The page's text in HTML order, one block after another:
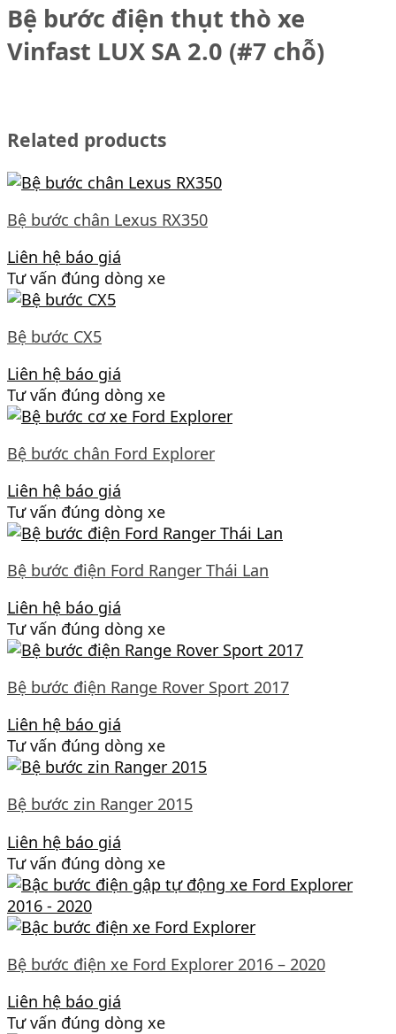
Bệ bước điện thụt thò xe
Vinfast LUX SA 2.0 (#7 chỗ)
Related products
Bệ bước chân Lexus RX350
Liên hệ báo giá
Tư vấn đúng dòng xe
Bệ bước CX5
Liên hệ báo giá
Tư vấn đúng dòng xe
Bệ bước chân Ford Explorer
Liên hệ báo giá
Tư vấn đúng dòng xe
Bệ bước điện Ford Ranger Thái Lan
Liên hệ báo giá
Tư vấn đúng dòng xe
Bệ bước điện Range Rover Sport 2017
Liên hệ báo giá
Tư vấn đúng dòng xe
Bệ bước zin Ranger 2015
Liên hệ báo giá
Tư vấn đúng dòng xe
Bệ bước điện xe Ford Explorer 2016 – 2020
Liên hệ báo giá
Tư vấn đúng dòng xe